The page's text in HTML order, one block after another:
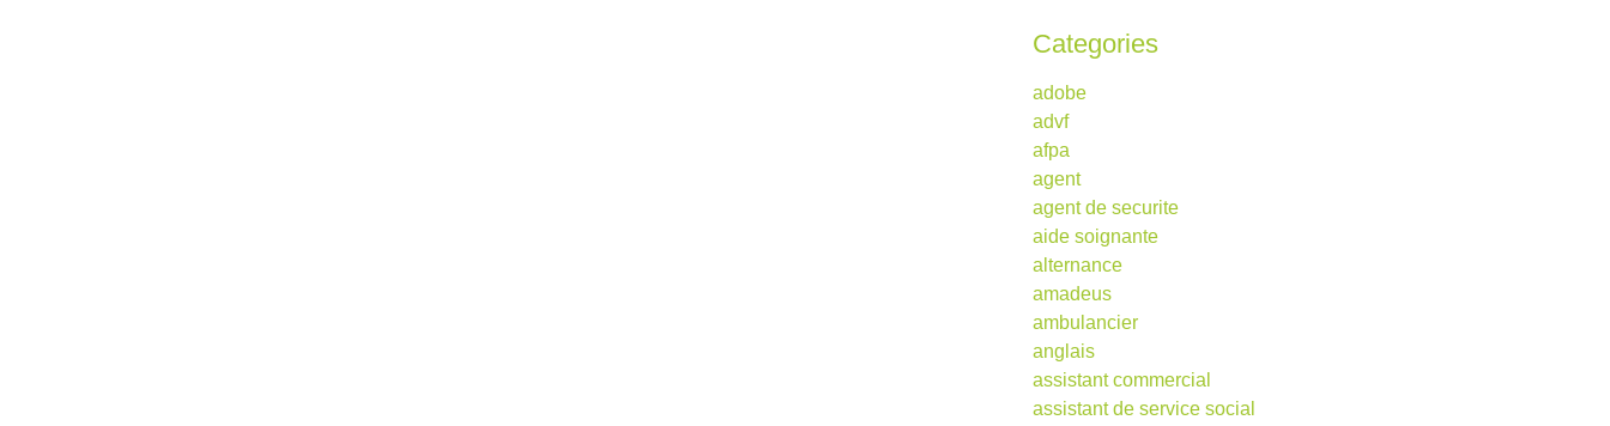
Categories
adobe
advf
afpa
agent
agent de securite
aide soignante
alternance
amadeus
ambulancier
anglais
assistant commercial
assistant de service social